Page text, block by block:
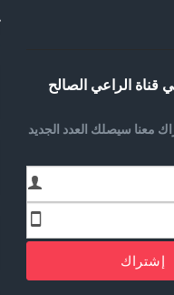
قناة الراعي الصالح
معنا سيصلك العدد الجديد
إشتراك